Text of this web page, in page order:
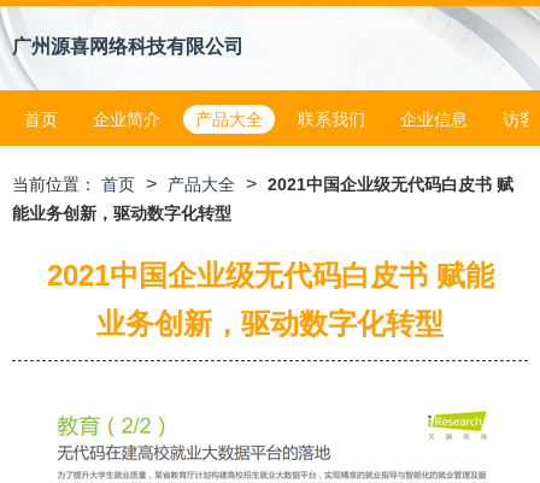
广州源喜网络科技有限公司
首页 企业简介 产品大全 联系我们 企业信息 访客
当前位置： 首页 > 产品大全 > 2021中国企业级无代码白皮书 赋
能业务创新，驱动数字化转型
2021中国企业级无代码白皮书 赋能
业务创新，驱动数字化转型